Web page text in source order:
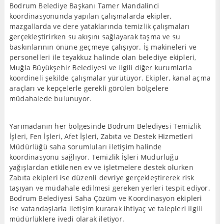
Bodrum Belediye Başkanı Tamer Mandalinci
koordinasyonunda yapılan çalışmalarda ekipler,
mazgallarda ve dere yataklarında temizlik çalışmaları
gerçekleştirirken su akışını sağlayarak taşma ve su
baskınlarının önüne geçmeye çalışıyor. İş makineleri ve
personelleri ile teyakkuz halinde olan belediye ekipleri,
Muğla Büyükşehir Belediyesi ve ilgili diğer kurumlarla
koordineli şekilde çalışmalar yürütüyor. Ekipler, kanal açma
araçları ve kepçelerle gerekli görülen bölgelere
müdahalede bulunuyor.
Yarımadanın her bölgesinde Bodrum Belediyesi Temizlik
İşleri, Fen İşleri, Afet İşleri, Zabıta ve Destek Hizmetleri
Müdürlüğü saha sorumluları iletişim halinde
koordinasyonu sağlıyor. Temizlik İşleri Müdürlüğü
yağışlardan etkilenen ev ve işletmelere destek olurken
Zabıta ekipleri ise düzenli devriye gerçekleştirerek risk
taşıyan ve müdahale edilmesi gereken yerleri tespit ediyor.
Bodrum Belediyesi Saha Çözüm ve Koordinasyon ekipleri
ise vatandaşlarla iletişim kurarak ihtiyaç ve talepleri ilgili
müdürlüklere ivedi olarak iletiyor.